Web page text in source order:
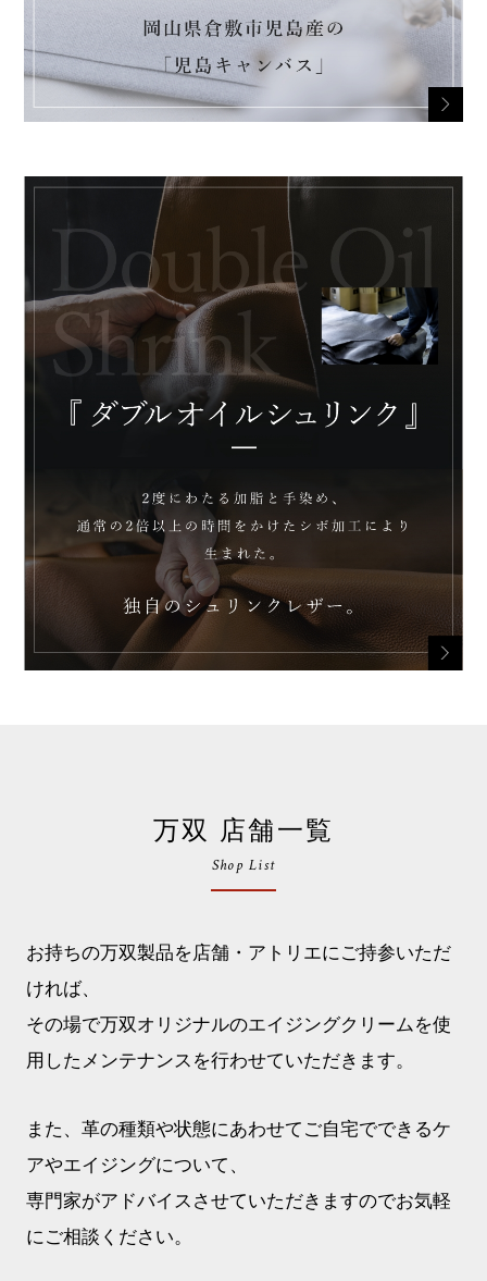
万双 店舗一覧
Shop List
お持ちの万双製品を店舗・アトリエにご持参いただ
ければ、
その場で万双オリジナルのエイジングクリームを使
用したメンテナンスを行わせていただきます。
また、革の種類や状態にあわせてご自宅でできるケ
アやエイジングについて、
専門家がアドバイスさせていただきますのでお気軽
にご相談ください。